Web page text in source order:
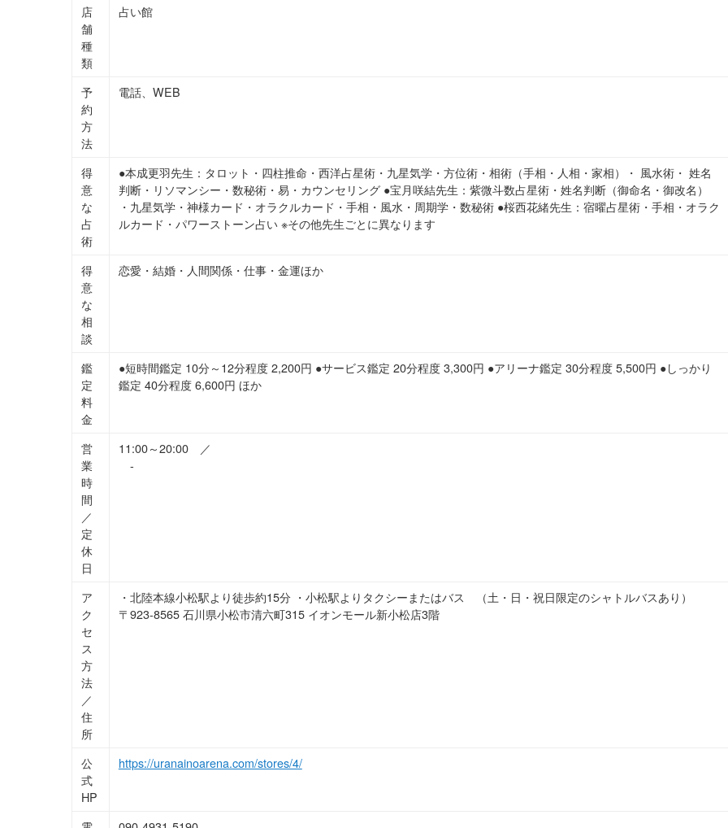
店
舗
種
類
占い館
予
約
方
法
電話、WEB
得
意
な
占
術
●本成更羽先生：タロット・四柱推命・西洋占星術・九星気学・方位術・相術（手相・人相・家相）・ 風水術・ 姓名
判断・リソマンシー・数秘術・易・カウンセリング ●宝月咲結先生：紫微斗数占星術・姓名判断（御命名・御改名）
・九星気学・神様カード・オラクルカード・手相・風水・周期学・数秘術 ●桜西花緒先生：宿曜占星術・手相・オラク
ルカード・パワーストーン占い ※その他先生ごとに異なります
得
意
な
相
談
恋愛・結婚・人間関係・仕事・金運ほか
鑑
定
料
金
●短時間鑑定 10分～12分程度 2,200円 ●サービス鑑定 20分程度 3,300円 ●アリーナ鑑定 30分程度 5,500円 ●しっかり
鑑定 40分程度 6,600円 ほか
営
業
時
間
／
定
休
日
11:00～20:00 ／
-
ア
ク
セ
ス
方
法
／
住
所
・北陸本線小松駅より徒歩約15分 ・小松駅よりタクシーまたはバス （土・日・祝日限定のシャトルバスあり）
〒923-8565 石川県小松市清六町315 イオンモール新小松店3階
公
式
HP
https://uranainoarena.com/stores/4/